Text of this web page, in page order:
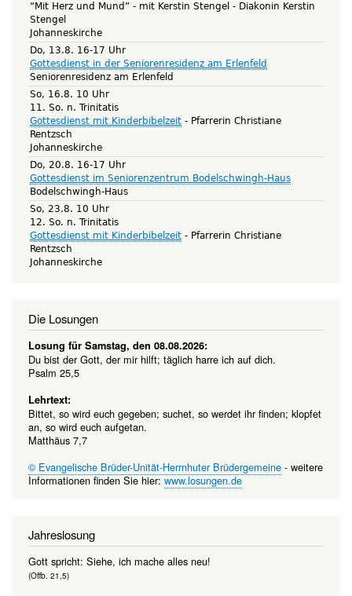
“Mit Herz und Mund” - mit Kerstin Stengel
Diakonin Kerstin
Stengel
Johanneskirche
Do, 13.8. 16-17 Uhr
Gottesdienst in der Seniorenresidenz am Erlenfeld
Seniorenresidenz am Erlenfeld
So, 16.8. 10 Uhr
11. So. n. Trinitatis
Gottesdienst mit Kinderbibelzeit
Pfarrerin Christiane
Rentzsch
Johanneskirche
Do, 20.8. 16-17 Uhr
Gottesdienst im Seniorenzentrum Bodelschwingh-Haus
Bodelschwingh-Haus
So, 23.8. 10 Uhr
12. So. n. Trinitatis
Gottesdienst mit Kinderbibelzeit
Pfarrerin Christiane
Rentzsch
Johanneskirche
Die Losungen
Losung für Samstag, den 08.08.2026:
Du bist der Gott, der mir hilft; täglich harre ich auf dich.
Psalm 25,5
Lehrtext:
Bittet, so wird euch gegeben; suchet, so werdet ihr finden; klopfet
an, so wird euch aufgetan.
Matthäus 7,7
© Evangelische Brüder-Unität-Herrnhuter Brüdergemeine - weitere
Informationen finden Sie hier:www.losungen.de
Jahreslosung
Gott spricht: Siehe, ich mache alles neu!
(Offb. 21,5)